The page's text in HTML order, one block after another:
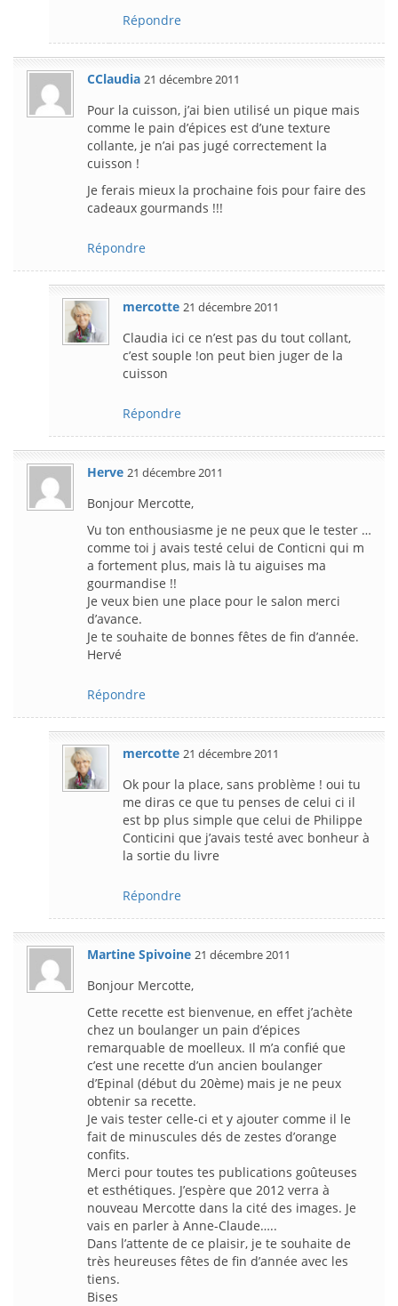
Répondre
CClaudia 21 décembre 2011
Pour la cuisson, j’ai bien utilisé un pique mais
comme le pain d’épices est d’une texture
collante, je n’ai pas jugé correctement la
cuisson !
Je ferais mieux la prochaine fois pour faire des
cadeaux gourmands !!!
Répondre
mercotte 21 décembre 2011
Claudia ici ce n’est pas du tout collant,
c’est souple !on peut bien juger de la
cuisson
Répondre
Herve 21 décembre 2011
Bonjour Mercotte,
Vu ton enthousiasme je ne peux que le tester …
comme toi j avais testé celui de Conticni qui m
a fortement plus, mais là tu aiguises ma
gourmandise !!
Je veux bien une place pour le salon merci
d’avance.
Je te souhaite de bonnes fêtes de fin d’année.
Hervé
Répondre
mercotte 21 décembre 2011
Ok pour la place, sans problème ! oui tu
me diras ce que tu penses de celui ci il
est bp plus simple que celui de Philippe
Conticini que j’avais testé avec bonheur à
la sortie du livre
Répondre
Martine Spivoine 21 décembre 2011
Bonjour Mercotte,
Cette recette est bienvenue, en effet j’achète
chez un boulanger un pain d’épices
remarquable de moelleux. Il m’a confié que
c’est une recette d’un ancien boulanger
d’Epinal (début du 20ème) mais je ne peux
obtenir sa recette.
Je vais tester celle-ci et y ajouter comme il le
fait de minuscules dés de zestes d’orange
confits.
Merci pour toutes tes publications goûteuses
et esthétiques. J’espère que 2012 verra à
nouveau Mercotte dans la cité des images. Je
vais en parler à Anne-Claude…..
Dans l’attente de ce plaisir, je te souhaite de
très heureuses fêtes de fin d’année avec les
tiens.
Bises